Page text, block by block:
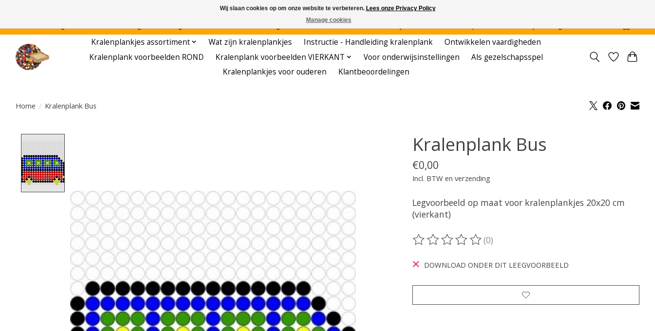
Kralenplankjes assortiment Wat zijn kralenplankjes Instructie - Handleiding kralenplank
Ontwikkelen vaardigheden
Kralenplank voorbeelden ROND
Kralenplank voorbeelden VIERKANT Voor onderwijsinstellingen
Als gezelschapsspel
Kralenplankjes voor ouderen
Klantbeoordelingen
Home / Kralenplank Bus
Kralenplank Bus
€0,00
Incl. BTW en verzending
Legvoorbeeld op maat voor kralenplankjes 20x20 cm
(vierkant)
De beoordeling van dit product is
(0)
DOWNLOAD ONDER DIT LEEGVOORBEELD
Wij slaan cookies op om onze website te verbeteren. Lees onze Privacy Policy
Manage cookies